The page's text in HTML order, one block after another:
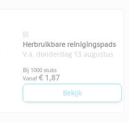
Herbruikbare reinigingspads
V.a. donderdag 13 augustus
Bij 1000 stuks
Vanaf € 1,87
Bekijk